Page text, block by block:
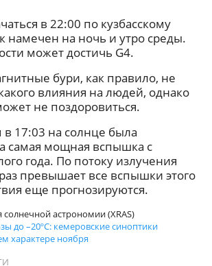
в 22:00 по кузбасскому
намечен на ночь и утро среды.
может достичь G4.
бури, как правило, не
влияния на людей, однако
не поздоровиться.
17:03 на солнце была
самая мощная вспышка с
года. По потоку излучения
превышает все вспышки этого
еще прогнозируются.
астрономии (XRAS)
до –20ºС: кемеровские синоптики
характере ноября